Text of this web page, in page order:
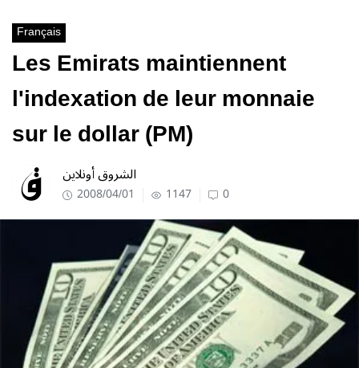
Français
Les Emirats maintiennent
l'indexation de leur monnaie
sur le dollar (PM)
الشروق أونلاين
2008/04/01 1147 0